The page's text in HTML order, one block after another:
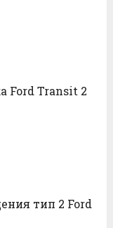
Ford Transit 2
тип 2 Ford